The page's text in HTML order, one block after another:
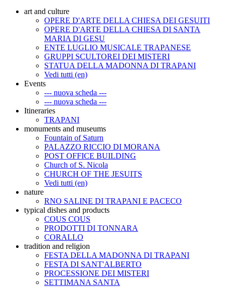
art and culture
OPERE D'ARTE DELLA CHIESA DEI GESUITI
OPERE D'ARTE DELLA CHIESA DI SANTA
MARIA DI GESU
ENTE LUGLIO MUSICALE TRAPANESE
GRUPPI SCULTOREI DEI MISTERI
STATUA DELLA MADONNA DI TRAPANI
Vedi tutti (en)
Events
--- nuova scheda ---
--- nuova scheda ---
Itineraries
TRAPANI
monuments and museums
Fountain of Saturn
PALAZZO RICCIO DI MORANA
POST OFFICE BUILDING
Church of S. Nicola
CHURCH OF THE JESUITS
Vedi tutti (en)
nature
RNO SALINE DI TRAPANI E PACECO
typical dishes and products
COUS COUS
PRODOTTI DI TONNARA
CORALLO
tradition and religion
FESTA DELLA MADONNA DI TRAPANI
FESTA DI SANT'ALBERTO
PROCESSIONE DEI MISTERI
SETTIMANA SANTA